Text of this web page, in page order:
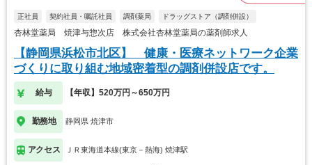
正社員 契約社員・嘱託社員 調剤薬局 ドラッグストア（調剤併設）
杏林堂薬局 焼津与惣次店 株式会社杏林堂薬局の薬剤師求人
【静岡県浜松市北区】 健康・医療ネットワーク企業
づくりに取り組む地域密着型の調剤併設店です。
給与 【年収】520万円～650万円
勤務地 静岡県 焼津市
アクセス ＪＲ東海道本線(東京－熱海) 焼津駅